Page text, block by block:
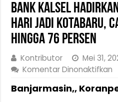
Bank Kalsel
Hari Jadi Kotabaru,
Hingga 76 Persen
Kontributor Mei 31,
Komentar Dinonaktifkan
Banjarmasin,,